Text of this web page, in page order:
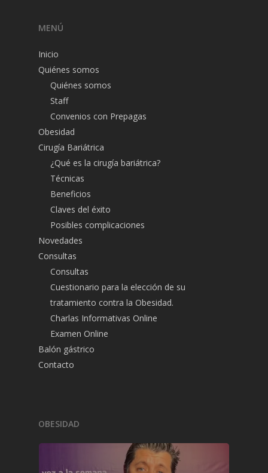
MENÚ
Inicio
Quiénes somos
Quiénes somos
Staff
Convenios con Prepagas
Obesidad
Cirugía Bariátrica
¿Qué es la cirugía bariátrica?
Técnicas
Beneficios
Claves del éxito
Posibles complicaciones
Novedades
Consultas
Consultas
Cuestionario para la elección de su
tratamiento contra la Obesidad.
Charlas Informativas Online
Examen Online
Balón gástrico
Contacto
OBESIDAD